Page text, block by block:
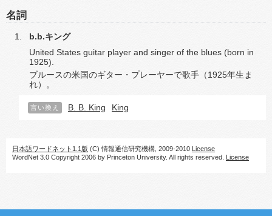
名詞
b.b.キング
United States guitar player and singer of the blues (born in
1925).
ブルースの米国のギター・プレーヤーで歌手（1925年生ま
れ）。
言い換え B. B. King King
日本語ワードネット1.1版 (C) 情報通信研究機構, 2009-2010 License
WordNet 3.0 Copyright 2006 by Princeton University. All rights reserved. License